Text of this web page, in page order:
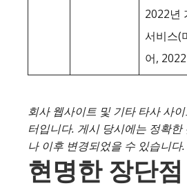
2022년
서비스(
어,
회사 웹사이트 및 기타 타사 사
터입니다. 게시 당시에는 정확
나 이후 변경되었을 수 있습니다.
현명한 장단점